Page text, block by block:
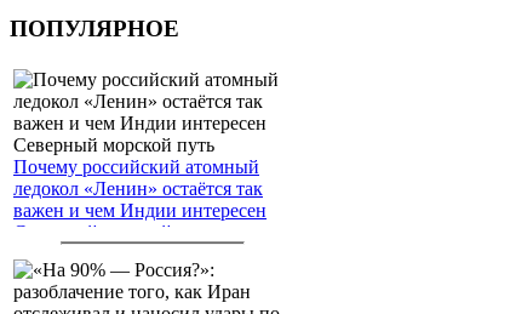
ПОПУЛЯРНОЕ
Почему российский атомный
ледокол «Ленин» остаётся так
важен и чем Индии интересен
Северный морской путь